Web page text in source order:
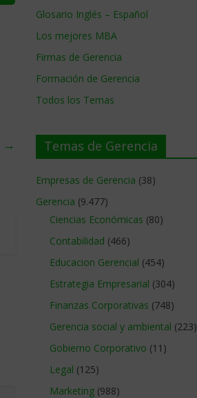
→
Glosario Inglés – Español
Los mejores MBA
Firmas de Gerencia
Formación de Gerencia
Todos los Temas
Temas de Gerencia
Empresas de Gerencia (38)
Gerencia (9.477)
Ciencias Económicas (80)
Contabilidad (466)
Educacion Gerencial (454)
Estrategia Empresarial (304)
Finanzas Corporativas (748)
Gerencia social y ambiental (223)
Gobierno Corporativo (11)
Legal (125)
Marketing (988)